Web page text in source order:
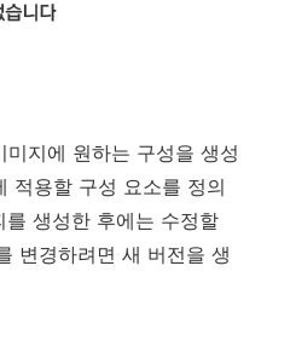
지에 원하는 구성을 생성
적용할 구성 요소를 정의
생성한 후에는 수정할
변경하려면 새 버전을 생